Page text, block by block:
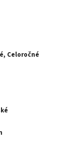
Celoročné